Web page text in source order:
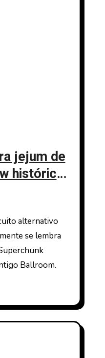
jejum de
histórico
se lembra
Ballroom.